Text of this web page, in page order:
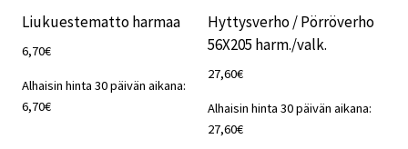
Liukuestematto harmaa
6,70€
Alhaisin hinta 30 päivän aikana:
6,70€
Hyttysverho / Pörröverho
56X205 harm./valk.
27,60€
Alhaisin hinta 30 päivän aikana:
27,60€